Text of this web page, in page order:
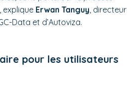
explique Erwan Tanguy , directeur
Data et d’Autoviza.
pour les utilisateurs